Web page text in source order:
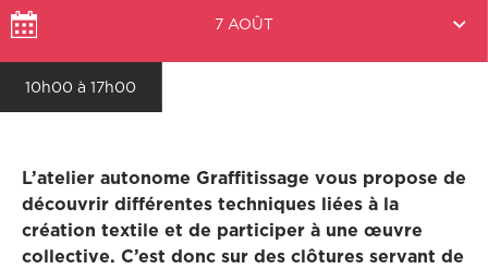
7 AOÛT
Choisir
une
date
10h00 à 17h00
L’atelier autonome Graffitissage vous propose de
découvrir différentes techniques liées à la
création textile et de participer à une œuvre
collective. C’est donc sur des clôtures servant de